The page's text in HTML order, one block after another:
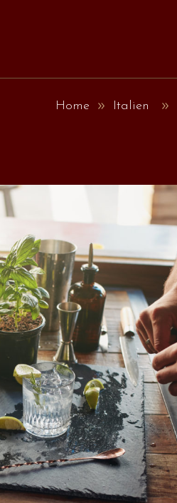
Home Italien